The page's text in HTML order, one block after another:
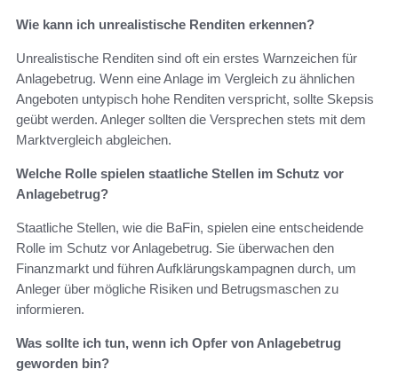
Wie kann ich unrealistische Renditen erkennen?
Unrealistische Renditen sind oft ein erstes Warnzeichen für
Anlagebetrug. Wenn eine Anlage im Vergleich zu ähnlichen
Angeboten untypisch hohe Renditen verspricht, sollte Skepsis
geübt werden. Anleger sollten die Versprechen stets mit dem
Marktvergleich abgleichen.
Welche Rolle spielen staatliche Stellen im Schutz vor
Anlagebetrug?
Staatliche Stellen, wie die BaFin, spielen eine entscheidende
Rolle im Schutz vor Anlagebetrug. Sie überwachen den
Finanzmarkt und führen Aufklärungskampagnen durch, um
Anleger über mögliche Risiken und Betrugsmaschen zu
informieren.
Was sollte ich tun, wenn ich Opfer von Anlagebetrug
geworden bin?